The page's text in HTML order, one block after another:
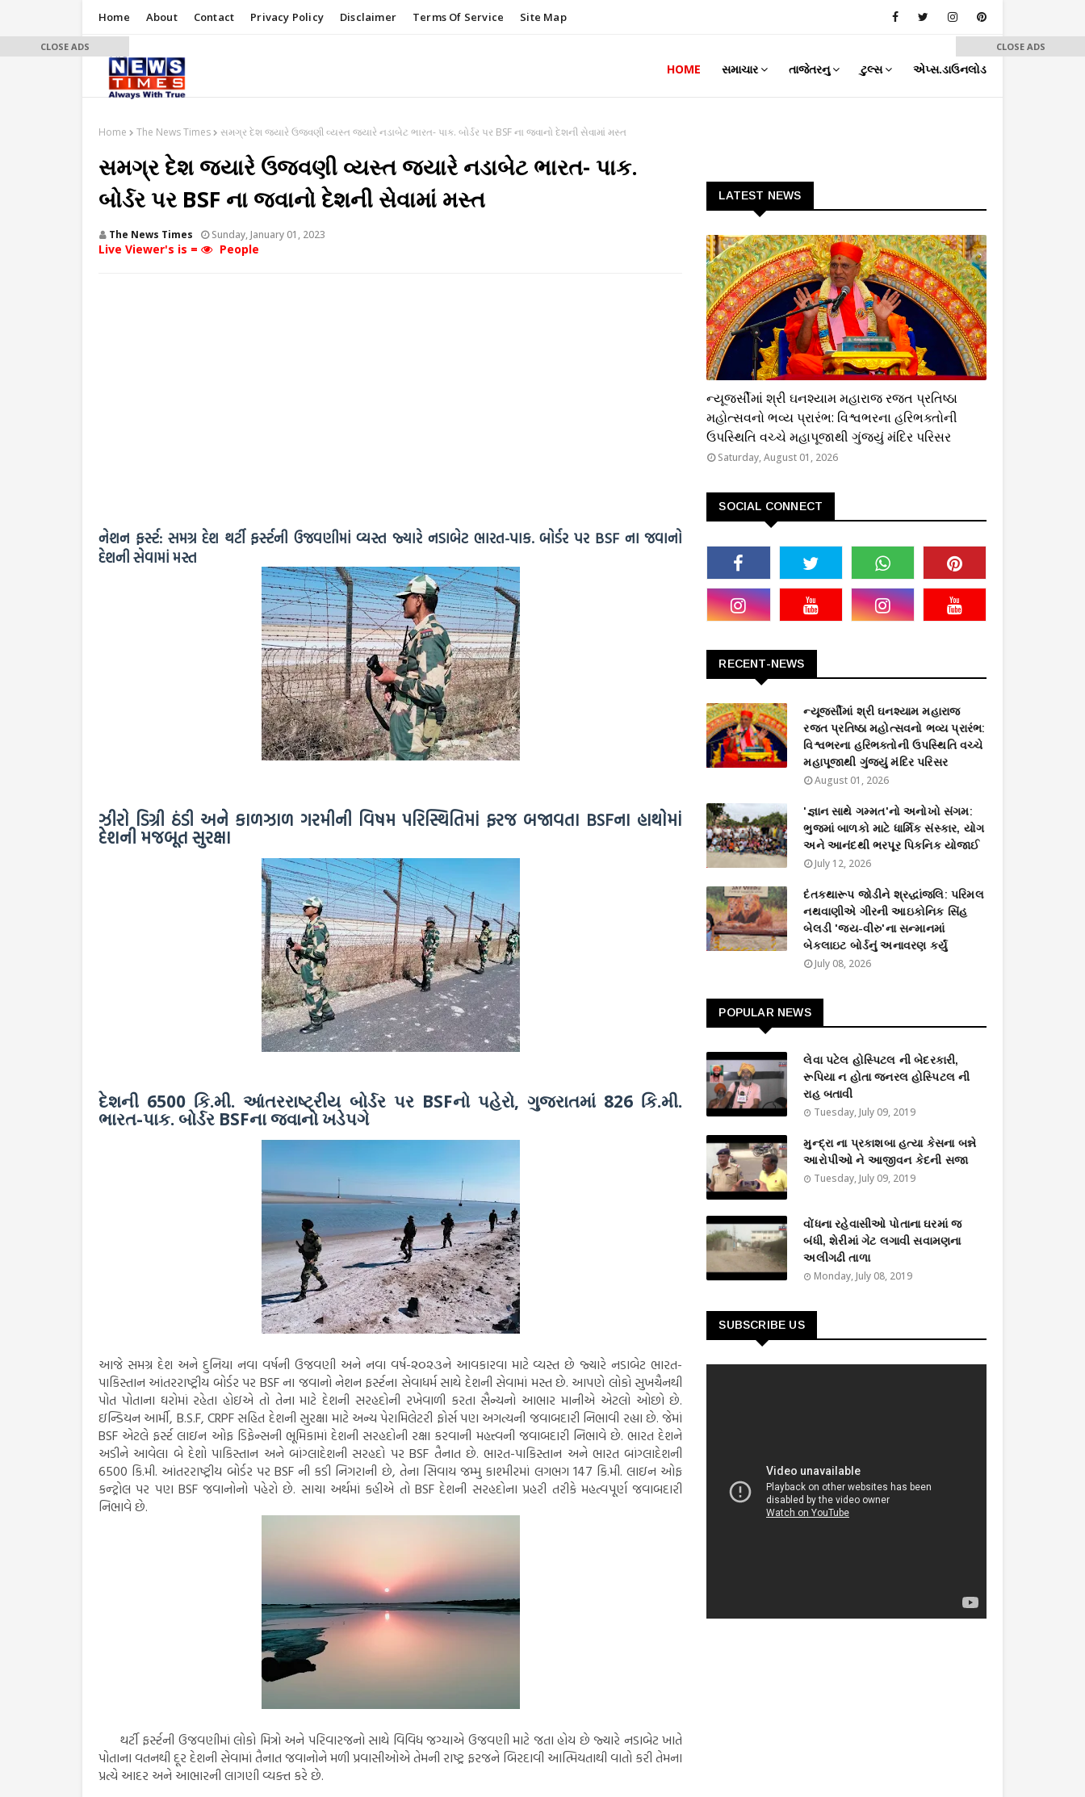
Home About Contact Privacy Policy Disclaimer Terms Of Service Site Map
HOME સમાચાર તાજેતરનુ ટુલ્સ એપ્સ.ડાઉનલોડ
Home The News Times સમગ્ર દેશ જ્યારે ઉજવણી વ્યસ્ત જ્યારે નડાબેટ ભારત- પાક. બોર્ડર પર BSF ના જવાનો દેશની સેવામાં મસ્ત
સમગ્ર દેશ જ્યારે ઉજવણી વ્યસ્ત જ્યારે નડાબેટ ભારત- પાક.
બોર્ડર પર BSF ના જવાનો દેશની સેવામાં મસ્ત
The News Times Sunday, January 01, 2023
Live Viewer's is = People
નેશન ફર્સ્ટ: સમગ્ર દેશ થર્ટી ફર્સ્ટની ઉજવણીમાં વ્યસ્ત જ્યારે નડાબેટ ભારત-પાક. બોર્ડર પર BSF ના જવાનો
દેશની સેવામાં મસ્ત
ઝીરો ડિગ્રી ઠંડી અને કાળઝાળ ગરમીની વિષમ પરિસ્થિતિમાં ફરજ બજાવતા BSFના હાથોમાં
દેશની મજબૂત સુરક્ષા
દેશની 6500 કિ.મી. આંતરરાષ્ટ્રીય બોર્ડર પર BSFનો પહેરો, ગુજરાતમાં 826 કિ.મી.
ભારત-પાક. બોર્ડર BSFના જવાનો ખડેપગે
આજે સમગ્ર દેશ અને દુનિયા નવા વર્ષની ઉજવણી અને નવા વર્ષ-૨૦૨૩ને આવકારવા માટે વ્યસ્ત છે જ્યારે નડાબેટ ભારત-
પાકિસ્તાન આંતરરાષ્ટ્રીય બોર્ડર પર BSF ના જવાનો નેશન ફર્સ્ટના સેવાધર્મ સાથે દેશની સેવામાં મસ્ત છે. અ‍ાપણે લોકો સુખચૈનથી
પોત પોતાના ઘરોમાં રહેતા હોઇએ તો તેના માટે દેશની સરહદોની રખેવાળી કરતા સૈન્યનો આભાર માનીએ એટલો ઓછો છે.
ઇન્ડિયન આર્મી, B.S.F, CRPF સહિત દેશની સુરક્ષા માટે અન્ય પેરામિલેટરી ફોર્સ પણ અગત્યની જવાબદારી નિભાવી રહ્યા છે. જેમાં
BSF એટલે ફર્સ્ટ લાઇન ઓફ ડિફેન્સની ભૂમિકામાં દેશની સરહદોની રક્ષા કરવાની મહત્ત્વની જવાબદારી નિભાવે છે. ભારત દેશને
અડીને આવેલા બે દેશો પાકિસ્તાન અને બાંગ્લાદેશની સરહદો પર BSF તૈનાત છે. ભારત-પાકિસ્તાન અને ભારત બાંગ્લાદેશની
6500 કિ.મી. આંતરરાષ્ટ્રીય બોર્ડર પર BSF ની કડી નિગરાની છે, તેના સિવાય જમ્મુ કાશ્મીરમાં લગભગ 147 કિ.મી. લાઇન ઓફ
કન્ટ્રોલ પર પણ BSF જવાનોનો પહેરો છે. સાચા અર્થમાં કહીએ તો BSF દેશની સરહદોના પ્રહરી તરીકે મહત્વપૂર્ણ જવાબદારી
નિભાવે છે.
થર્ટી ફર્સ્ટની ઉજવણીમાં લોકો મિત્રો અને પરિવારજનો સાથે વિવિધ જગ્યાએ ઉજવણી માટે જતા હોય છે જ્યારે નડાબેટ ખાતે
પોતાના વતનથી દૂર દેશની સેવામાં તૈનાત જવાનોને મળી પ્રવાસીઓએ તેમની રાષ્ટ્ર ફરજને બિરદાવી આત્મિયતાથી વાતો કરી તેમના
પ્રત્યે આદર અને આભારની લાગણી વ્યક્ત કરે છે.
CLOSE ADS CLOSE ADS
LATEST NEWS
ન્યૂજર્સીમાં શ્રી ઘનશ્યામ મહારાજ રજત પ્રતિષ્ઠા
મહોત્સવનો ભવ્ય પ્રારંભ: વિશ્વભરના હરિભક્તોની
ઉપસ્થિતિ વચ્ચે મહાપૂજાથી ગુંજ્યું મંદિર પરિસર
Saturday, August 01, 2026
SOCIAL CONNECT
RECENT-NEWS
ન્યૂજર્સીમાં શ્રી ઘનશ્યામ મહારાજ
રજત પ્રતિષ્ઠા મહોત્સવનો ભવ્ય પ્રારંભ:
વિશ્વભરના હરિભક્તોની ઉપસ્થિતિ વચ્ચે
મહાપૂજાથી ગુંજ્યું મંદિર પરિસર
August 01, 2026
'જ્ઞાન સાથે ગમ્મત'નો અનોખો સંગમ:
ભુજમાં બાળકો માટે ધાર્મિક સંસ્કાર, યોગ
અને આનંદથી ભરપૂર પિકનિક યોજાઈ
July 12, 2026
દંતકથારૂપ જોડીને શ્રદ્ધાંજલિ: પરિમલ
નથવાણીએ ગીરની આઇકોનિક સિંહ
બેલડી 'જય-વીરુ'ના સન્માનમાં
બેકલાઇટ બોર્ડનું અનાવરણ કર્યું
July 08, 2026
POPULAR NEWS
લેવા પટેલ હોસ્પિટલ ની બેદરકારી,
રૂપિયા ન હોતા જનરલ હોસ્પિટલ ની
રાહ બતાવી
Tuesday, July 09, 2019
મુન્દ્રા ના પ્રકાશબા હત્યા કેસના બન્ને
આરોપીઓ ને આજીવન કેદની સજા
Tuesday, July 09, 2019
વોંધના રહેવાસીઓ પોતાના ઘરમાં જ
બંધી, શેરીમાં ગેટ લગાવી સવામણના
અલીગઢી તાળા
Monday, July 08, 2019
SUBSCRIBE US